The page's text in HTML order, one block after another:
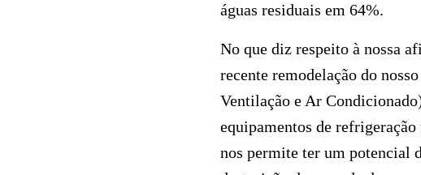
águas residuais em 64%.
No que diz respeito à nossa
recente remodelação do
Ventilação e Ar
equipamentos de
nos permite ter um potencial